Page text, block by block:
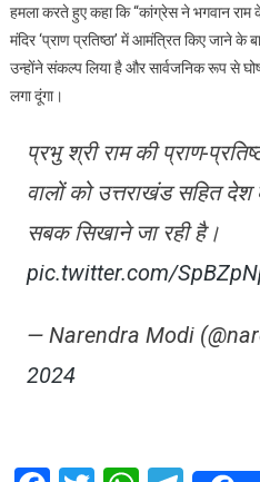
हमला करते हुए कहा कि “कांग्रेस ने भगवान
मंदिर ‘प्राण प्रतिष्ठा’ में आमंत्रित किए जाने के
उन्होंने संकल्प लिया है और सार्वजनिक रूप से
लगा दूंगा।
प्रभु श्री राम की प्राण-
वालों को उत्तराखंड सहित
सबक सिखाने जा रही है।
pic.twitter.com/
— Narendra Modi
2024